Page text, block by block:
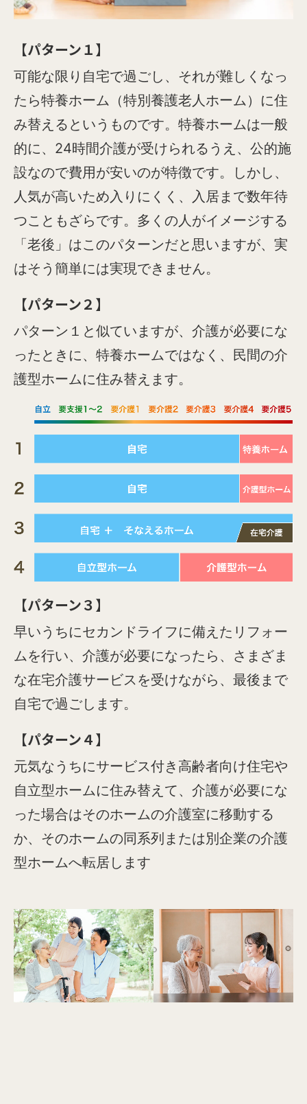
【パターン１】
可能な限り自宅で過ごし、それが難しくなっ
たら特養ホーム（特別養護老人ホーム）に住
み替えるというものです。特養ホームは一般
的に、24時間介護が受けられるうえ、公的施
設なので費用が安いのが特徴です。しかし、
人気が高いため入りにくく、入居まで数年待
つこともざらです。多くの人がイメージする
「老後」はこのパターンだと思いますが、実
はそう簡単には実現できません。
【パターン２】
パターン１と似ていますが、介護が必要にな
ったときに、特養ホームではなく、民間の介
護型ホームに住み替えます。
【パターン３】
早いうちにセカンドライフに備えたリフォー
ムを行い、介護が必要になったら、さまざま
な在宅介護サービスを受けながら、最後まで
自宅で過ごします。
【パターン４】
元気なうちにサービス付き高齢者向け住宅や
自立型ホームに住み替えて、介護が必要にな
った場合はそのホームの介護室に移動する
か、そのホームの同系列または別企業の介護
型ホームへ転居します